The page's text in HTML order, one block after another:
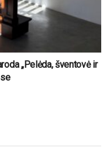
„Pelėda, šventovė ir